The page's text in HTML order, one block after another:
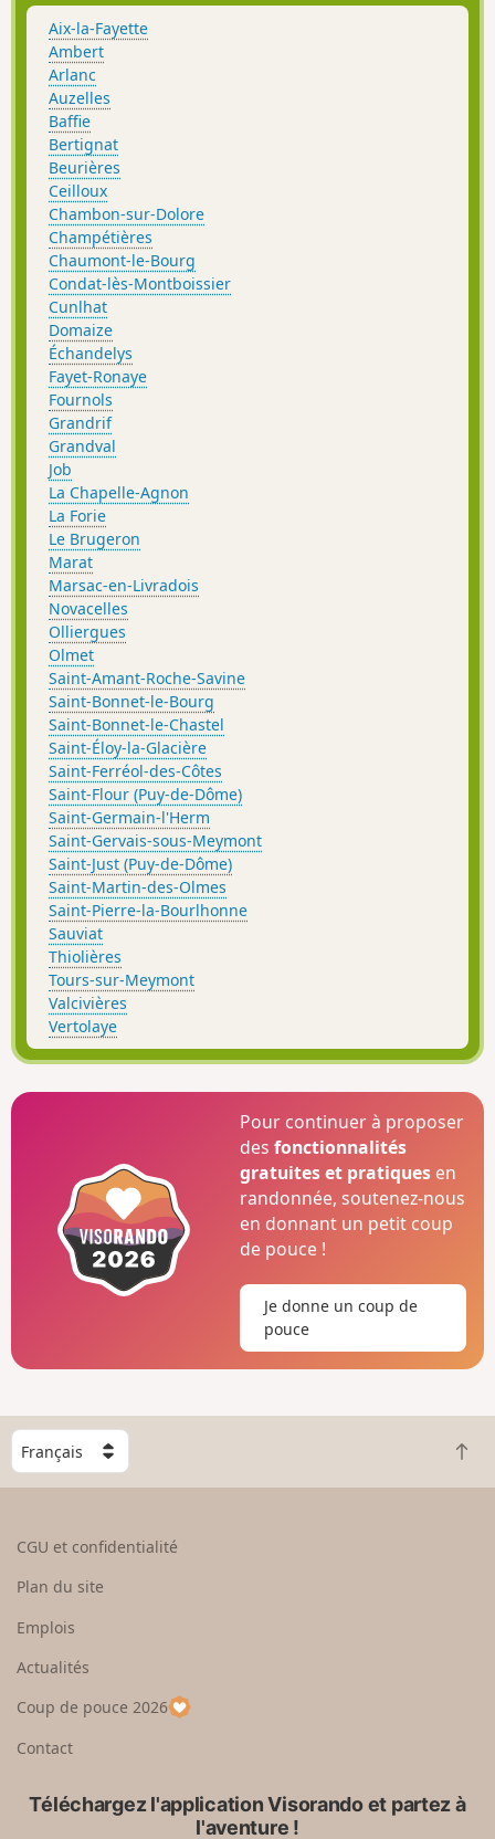
Aix-la-Fayette
Ambert
Arlanc
Auzelles
Baffie
Bertignat
Beurières
Ceilloux
Chambon-sur-Dolore
Champétières
Chaumont-le-Bourg
Condat-lès-Montboissier
Cunlhat
Domaize
Échandelys
Fayet-Ronaye
Fournols
Grandrif
Grandval
Job
La Chapelle-Agnon
La Forie
Le Brugeron
Marat
Marsac-en-Livradois
Novacelles
Olliergues
Olmet
Saint-Amant-Roche-Savine
Saint-Bonnet-le-Bourg
Saint-Bonnet-le-Chastel
Saint-Éloy-la-Glacière
Saint-Ferréol-des-Côtes
Saint-Flour (Puy-de-Dôme)
Saint-Germain-l'Herm
Saint-Gervais-sous-Meymont
Saint-Just (Puy-de-Dôme)
Saint-Martin-des-Olmes
Saint-Pierre-la-Bourlhonne
Sauviat
Thiolières
Tours-sur-Meymont
Valcivières
Vertolaye
Pour continuer à proposer
desfonctionnalités
gratuites et pratiques en
randonnée, soutenez-nous
en donnant un petit coup
de pouce !
Je donne un coup de
pouce
C
h
o
e
u
p
a
R
e
CGU et confidentialité
Plan du site
Emplois
Actualités
Coup de pouce 2026
Contact
Téléchargez l'application Visorando et partez à
l'aventure !